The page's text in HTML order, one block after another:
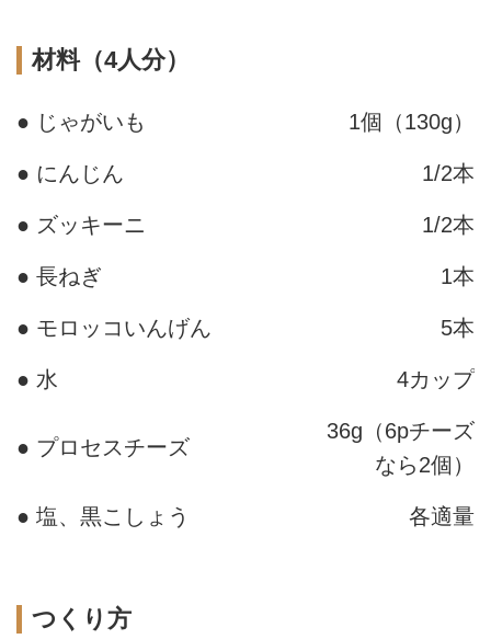
材料（4人分）
● じゃがいも 1個（130g）
● にんじん 1/2本
● ズッキーニ 1/2本
● 長ねぎ 1本
● モロッコいんげん 5本
● 水 4カップ
● プロセスチーズ
36g（6pチーズ
なら2個）
● 塩、黒こしょう 各適量
つくり方